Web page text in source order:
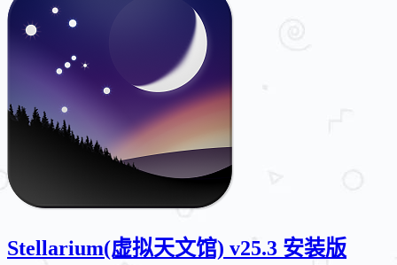
Stellarium(虚拟天文馆) v25.3 安装版